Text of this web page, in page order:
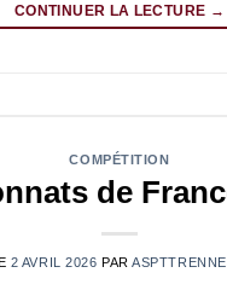
CONTINUER LA LECTURE →
COMPÉTITION
de
2 AVRIL 2026 PAR